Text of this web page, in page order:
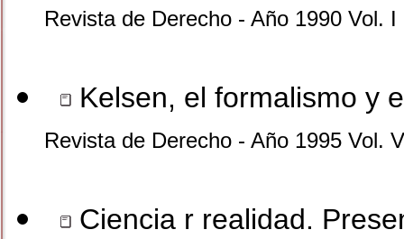
Revista de Derecho - Año 1990 Vol. I
Kelsen, el formalismo y
Revista de Derecho - Año 1995 Vol.
Ciencia r realidad.